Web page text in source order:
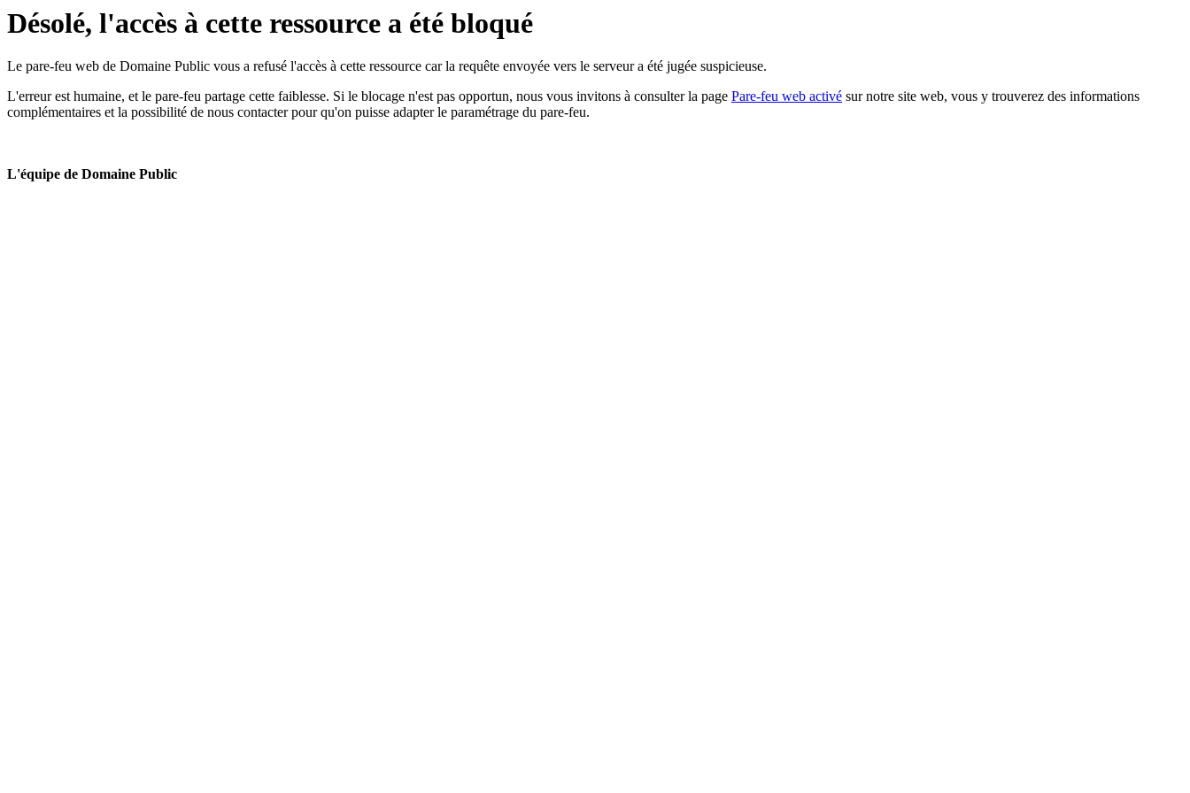
Désolé, l'accès à cette ressource a été bloqué
Le pare-feu web de Domaine Public vous a refusé l'accès à cette ressource car la requête envoyée vers le serveur a été jugée suspicieuse.
L'erreur est humaine, et le pare-feu partage cette faiblesse. Si le blocage n'est pas opportun, nous vous invitons à consulter la page Pare-feu web activé sur notre site web, vous y trouverez des informations
complémentaires et la possibilité de nous contacter pour qu'on puisse adapter le paramétrage du pare-feu.
L'équipe de Domaine Public